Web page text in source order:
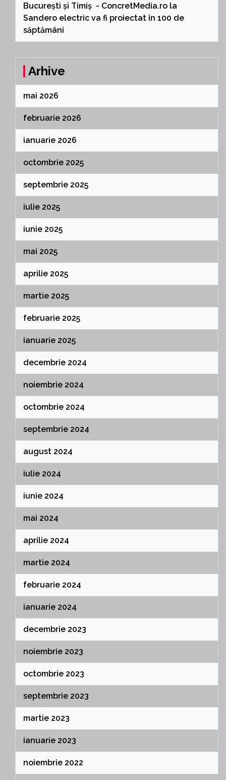
București și Timiș - ConcretMedia.ro la
Sandero electric va fi proiectat în 100 de
săptămâni
Arhive
mai 2026
februarie 2026
ianuarie 2026
octombrie 2025
septembrie 2025
iulie 2025
iunie 2025
mai 2025
aprilie 2025
martie 2025
februarie 2025
ianuarie 2025
decembrie 2024
noiembrie 2024
octombrie 2024
septembrie 2024
august 2024
iulie 2024
iunie 2024
mai 2024
aprilie 2024
martie 2024
februarie 2024
ianuarie 2024
decembrie 2023
noiembrie 2023
octombrie 2023
septembrie 2023
martie 2023
ianuarie 2023
noiembrie 2022